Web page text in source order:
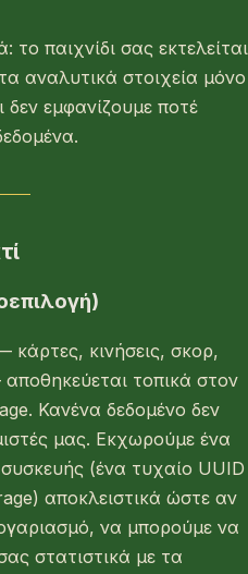
παιχνίδι σας εκτελείται
αναλυτικά στοιχεία μόνο
εμφανίζουμε ποτέ
κάρτες, κινήσεις, σκορ,
αποθηκεύεται τοπικά στον
Κανένα δεδομένο δεν
μας. Εκχωρούμε ένα
(ένα τυχαίο UUID
αποκλειστικά ώστε αν
να μπορούμε να
στατιστικά με τα